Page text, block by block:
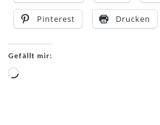
Pinterest Drucken
Gefällt mir:
Wird